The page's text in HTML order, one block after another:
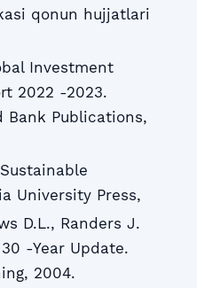
qonun hujjatlari
Investment
2022 -2023.
Bank Publications,
University Press,
D.L., Randers J.
-Year Update.
2004.